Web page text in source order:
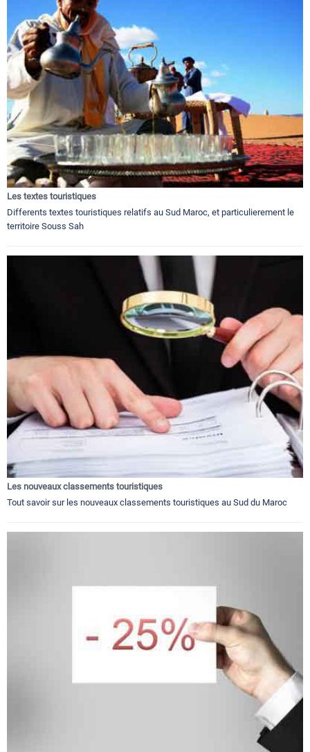
Les textes touristiques
Differents textes touristiques relatifs au Sud Maroc, et particulierement le
territoire Souss Sah
Les nouveaux classements touristiques
Tout savoir sur les nouveaux classements touristiques au Sud du Maroc